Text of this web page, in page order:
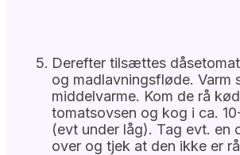
Derefter tilsættes
og madlavningsfløde. Varm
middelvarme. Kom de rå
tomatsovsen og kog i ca.
(evt under låg). Tag evt.
over og tjek at den ikke er